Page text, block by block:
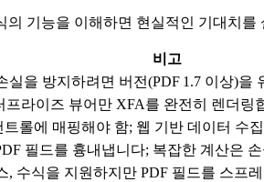
기능을 이해하면 현실적인 기대치를
비고
실을 방지하려면 버전(PDF 1.7 이상)을
프라이즈 뷰어만 XFA를 완전히 렌더링
롤에 매핑해야 함; 웹 기반 데이터 수
필드를 흉내냅니다; 복잡한 계산은
, 수식을 지원하지만 PDF 필드를 스프